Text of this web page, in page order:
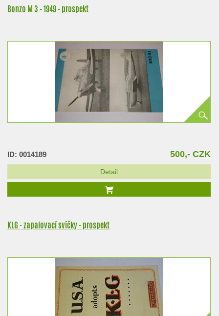
Bonzo M 3 - 1949 - prospekt
ID: 0014189 500,- CZK
Detail
KLG - zapalovací svíčky - prospekt